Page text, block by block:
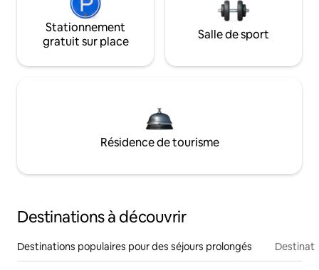
Stationnement
gratuit sur place
Salle de sport
Résidence de tourisme
Destinations à découvrir
Destinations populaires pour des séjours prolongés